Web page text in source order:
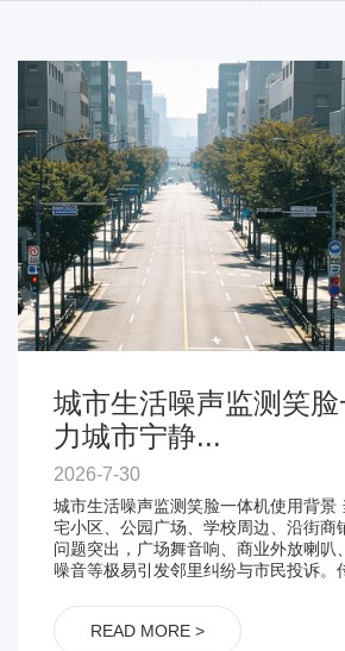
城市生活噪声监测笑
力城市宁静...
2026-7-30
城市生活噪声监测笑脸一体机使用背景
宅小区、公园广场、学校周边、沿街商
问题突出，广场舞音响、商业外放喇叭
噪音等极易引发邻里纠纷与市民投诉。
READ MORE >